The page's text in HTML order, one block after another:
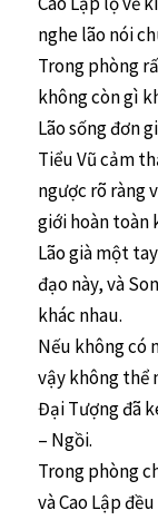
nghe lão nói
Trong phòng
không còn gì
Lão sống đơn
Tiểu Vũ cảm
ngược rõ ràng
giới hoàn toàn
Lão già một
đạo này, và
khác nhau.
Nếu không có
vậy không thể
Đại Tượng đã
– Ngồi.
Trong phòng
và Cao Lập